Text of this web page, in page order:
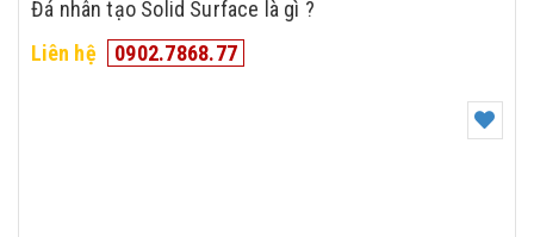
Đá nhân tạo Solid Surface là gì ?
Liên hệ
0902.7868.77